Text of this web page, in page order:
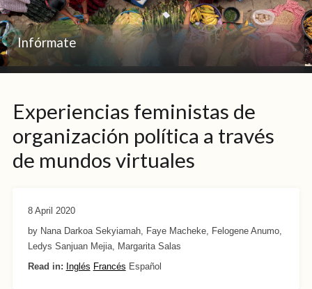
Infórmate
Experiencias feministas de
organización política a través
de mundos virtuales
8 April 2020
by Nana Darkoa Sekyiamah, Faye Macheke, Felogene Anumo,
Ledys Sanjuan Mejia, Margarita Salas
Read in: Inglés Francés Español